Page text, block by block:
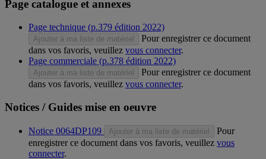
Page catalogue et annexes
Page technique (p.379 édition 2022)
Ajouter à ma liste de matériel
Pour enregistrer ce document
dans vos favoris, veuillez vous connecter.
Page commerciale (p.378 édition 2022)
Ajouter à ma liste de matériel
Pour enregistrer ce document
dans vos favoris, veuillez vous connecter.
Notices / Guides mise en oeuvre
Notice 0064DP109 Ajouter à ma liste de matériel
Pour
enregistrer ce document dans vos favoris, veuillez vous
connecter.